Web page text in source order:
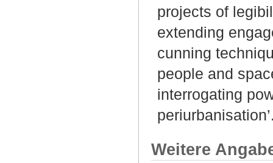
projects of
extending
cunning
people and
interrogating
Weitere